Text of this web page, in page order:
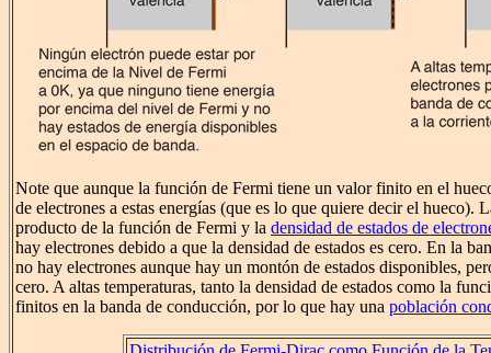
Note que aunque la función de Fermi tiene un valor finito en el
de electrones a estas energías (que es lo que quiere decir el hueco).
producto de la función de Fermi y la densidad de estados de
hay electrones debido a que la densidad de estados es cero. En la
no hay electrones aunque hay un montón de estados disponibles,
cero. A altas temperaturas, tanto la densidad de estados como la
finitos en la banda de conducción, por lo que hay una población